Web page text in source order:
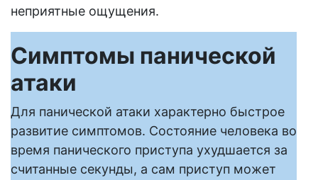
неприятные ощущения.
Симптомы панической
атаки
Для панической атаки характерно быстрое
развитие симптомов. Состояние человека во
время панического приступа ухудшается за
считанные секунды, а сам приступ может